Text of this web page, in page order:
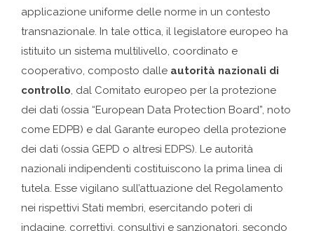
applicazione uniforme delle norme in un contesto
transnazionale. In tale ottica, il legislatore europeo ha
istituito un sistema multilivello, coordinato e
cooperativo, composto dalle autorità nazionali di
controllo, dal Comitato europeo per la protezione
dei dati (ossia “European Data Protection Board”, noto
come EDPB) e dal Garante europeo della protezione
dei dati (ossia GEPD o altresì EDPS). Le autorità
nazionali indipendenti costituiscono la prima linea di
tutela. Esse vigilano sull’attuazione del Regolamento
nei rispettivi Stati membri, esercitando poteri di
indagine, correttivi, consultivi e sanzionatori, secondo